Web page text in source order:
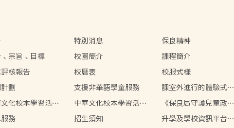
特別消息 保良精神
宗旨、目標 校園簡介 課程簡介
核報告 校曆表 校服式樣
劃 支援非華語學童服務
課室外進行的體驗式學
習活動天地 2024-2025
化校本學習活動
2024
中華文化校本學習活動
2022-2023
《保良局守護兒童政
策》
務 招生須知
升學及學校資訊平台網